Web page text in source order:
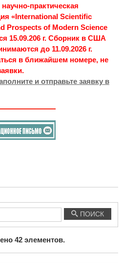
практическая
«International Scientific
Prospects of Modern Science
15.09.206 г. Сборник в США
до 11.09.2026 г.
в ближайшем номере, не
и отправьте заявку в
ПОИСК
42 элементов.